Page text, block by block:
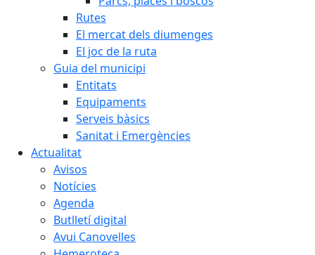
Rutes
El mercat dels diumenges
El joc de la ruta
Guia del municipi
Entitats
Equipaments
Serveis bàsics
Sanitat i Emergències
Actualitat
Avisos
Notícies
Agenda
Butlletí digital
Avui Canovelles